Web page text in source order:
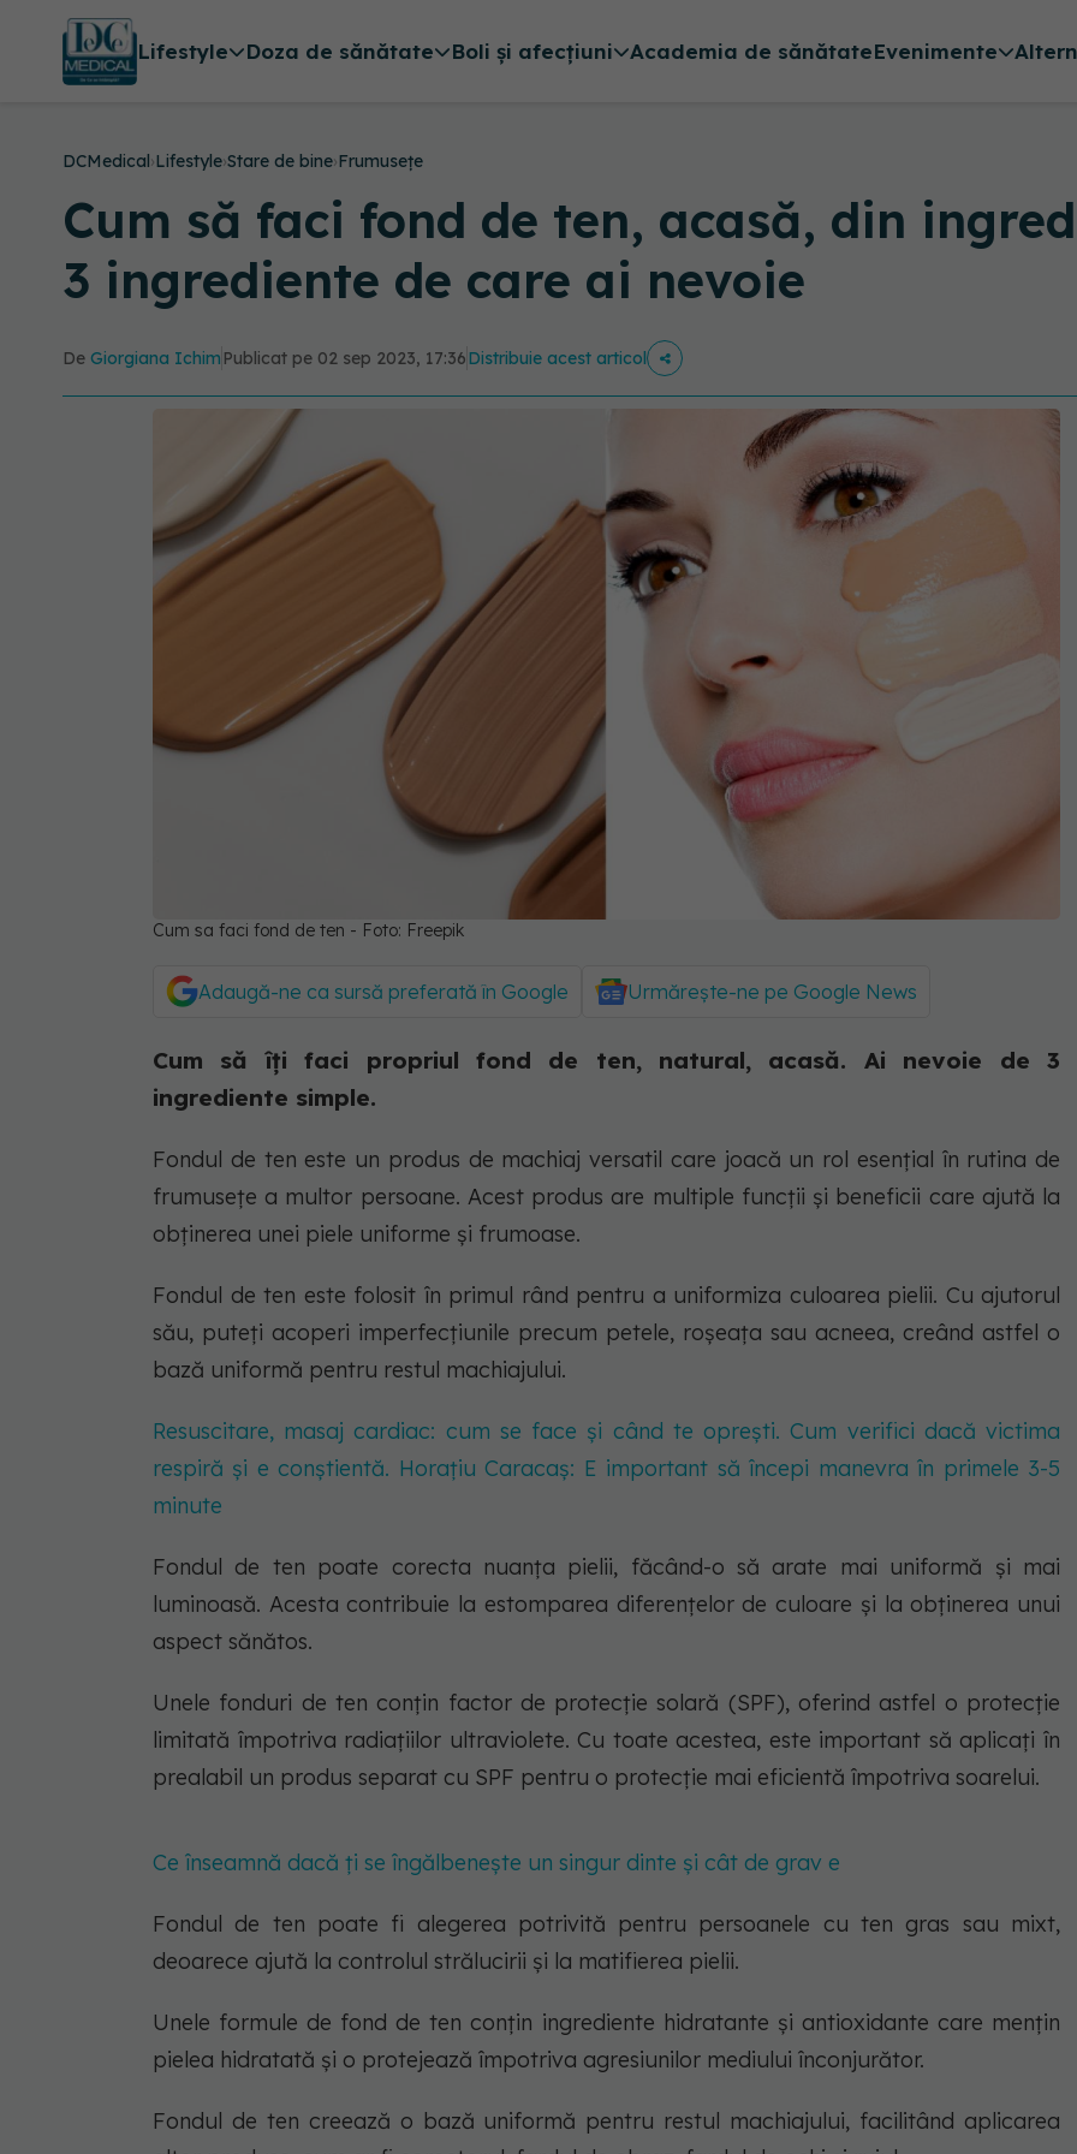
Lifestyle Doza de sănătate Boli și afecțiuni Academia de sănătateEvenimente
DCMedical›Lifestyle›Stare de bine›Frumusețe
Cum să faci fond de ten, acasă, din
3 ingrediente de care ai nevoie
De Giorgiana Ichim Publicat pe 02 sep 2023, 17:36Distribuie acest articol
Cum sa faci fond de ten - Foto: Freepik
Adaugă-ne ca sursă preferată în Google Urmărește-ne pe Google News
Cum să îți faci propriul fond de ten, natural, acasă. Ai nevoie de 3
ingrediente simple.
Fondul de ten este un produs de machiaj versatil care joacă un rol esențial în rutina de
frumusețe a multor persoane. Acest produs are multiple funcții și beneficii care ajută la
obținerea unei piele uniforme și frumoase.
Fondul de ten este folosit în primul rând pentru a uniformiza culoarea pielii. Cu ajutorul
său, puteți acoperi imperfecțiunile precum petele, roșeața sau acneea, creând astfel o
bază uniformă pentru restul machiajului.
Resuscitare, masaj cardiac: cum se face și când te oprești. Cum verifici dacă victima
respiră și e conștientă. Horațiu Caracaș: E important să începi manevra în primele 3-5
minute
Fondul de ten poate corecta nuanța pielii, făcând-o să arate mai uniformă și mai
luminoasă. Acesta contribuie la estomparea diferențelor de culoare și la obținerea unui
aspect sănătos.
Unele fonduri de ten conțin factor de protecție solară (SPF), oferind astfel o protecție
limitată împotriva radiațiilor ultraviolete. Cu toate acestea, este important să aplicați în
prealabil un produs separat cu SPF pentru o protecție mai eficientă împotriva soarelui.
Ce înseamnă dacă ți se îngălbenește un singur dinte și cât de grav e
Fondul de ten poate fi alegerea potrivită pentru persoanele cu ten gras sau mixt,
deoarece ajută la controlul strălucirii și la matifierea pielii.
Unele formule de fond de ten conțin ingrediente hidratante și antioxidante care mențin
pielea hidratată și o protejează împotriva agresiunilor mediului înconjurător.
Fondul de ten creează o bază uniformă pentru restul machiajului, facilitând aplicarea